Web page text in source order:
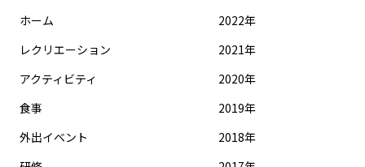
ホーム
レクリエーション
アクティビティ
食事
外出イベント
2022年
2021年
2020年
2019年
2018年